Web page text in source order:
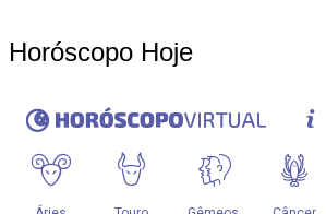
Horóscopo Hoje